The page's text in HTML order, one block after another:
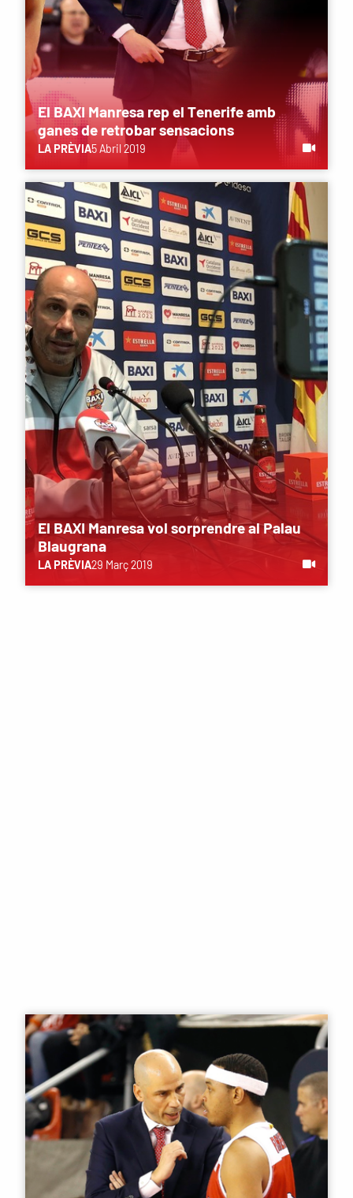
El BAXI Manresa rep el Tenerife amb
ganes de retrobar sensacions
LA PRÈVIA5 Abril 2019
El BAXI Manresa vol sorprendre al Palau
Blaugrana
LA PRÈVIA29 Març 2019